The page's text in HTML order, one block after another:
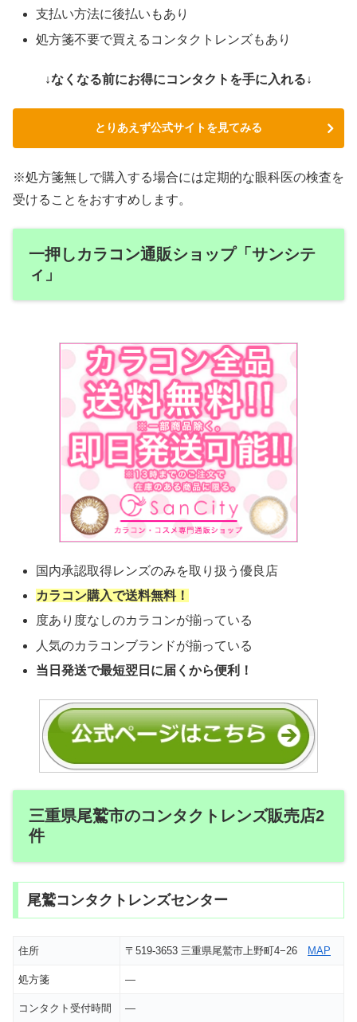
支払い方法に後払いもあり
処方箋不要で買えるコンタクトレンズもあり
↓なくなる前にお得にコンタクトを手に入れる↓
とりあえず公式サイトを見てみる
※処方箋無しで購入する場合には定期的な眼科医の検査を
受けることをおすすめします。
一押しカラコン通販ショップ「サンシテ
ィ」
国内承認取得レンズのみを取り扱う優良店
カラコン購入で送料無料！
度あり度なしのカラコンが揃っている
人気のカラコンブランドが揃っている
当日発送で最短翌日に届くから便利！
三重県尾鷲市のコンタクトレンズ販売店2
件
尾鷲コンタクトレンズセンター
住所 〒519-3653 三重県尾鷲市上野町4−26 MAP
処方箋 ―
コンタクト受付時間 ―